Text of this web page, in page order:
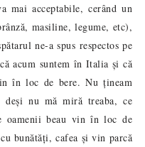
mai acceptabile, cerând un
masiline, legume, etc),
ne-a spus respectos pe
acum suntem în Italia și că
în loc de bere. Nu țineam
deși nu mă miră treaba, ce
oamenii beau vin în loc de
bunătăți, cafea și vin parcă